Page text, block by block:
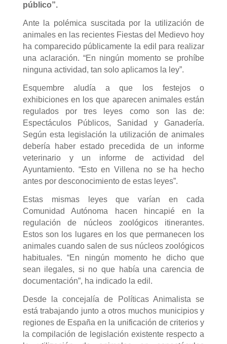
público”.
Ante la polémica suscitada por la utilización de
animales en las recientes Fiestas del Medievo hoy
ha comparecido públicamente la edil para realizar
una aclaración. “En ningún momento se prohíbe
ninguna actividad, tan solo aplicamos la ley”.
Esquembre aludía a que los festejos o
exhibiciones en los que aparecen animales están
regulados por tres leyes como son las de:
Espectáculos Públicos, Sanidad y Ganadería.
Según esta legislación la utilización de animales
debería haber estado precedida de un informe
veterinario y un informe de actividad del
Ayuntamiento. “Esto en Villena no se ha hecho
antes por desconocimiento de estas leyes”.
Estas mismas leyes que varían en cada
Comunidad Autónoma hacen hincapié en la
regulación de núcleos zoológicos itinerantes.
Estos son los lugares en los que permanecen los
animales cuando salen de sus núcleos zoológicos
habituales. “En ningún momento he dicho que
sean ilegales, si no que había una carencia de
documentación”, ha indicado la edil.
Desde la concejalía de Políticas Animalista se
está trabajando junto a otros muchos municipios y
regiones de España en la unificación de criterios y
la compilación de legislación existente respecto a